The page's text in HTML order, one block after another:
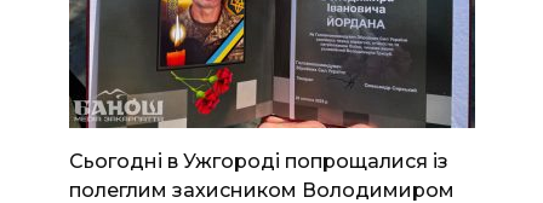
Сьогодні в Ужгороді попрощалися із
полеглим захисником Володимиром